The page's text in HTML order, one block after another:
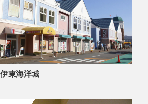
伊東海洋城